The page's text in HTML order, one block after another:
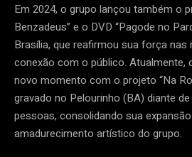
Em 2024, o grupo lançou também o
Benzadeus” e o DVD “Pagode no
Brasília, que reafirmou sua força nas
conexão com o público. Atualmente,
novo momento com o projeto “Na
gravado no Pelourinho (BA) diante
pessoas, consolidando sua
amadurecimento artístico do grupo.